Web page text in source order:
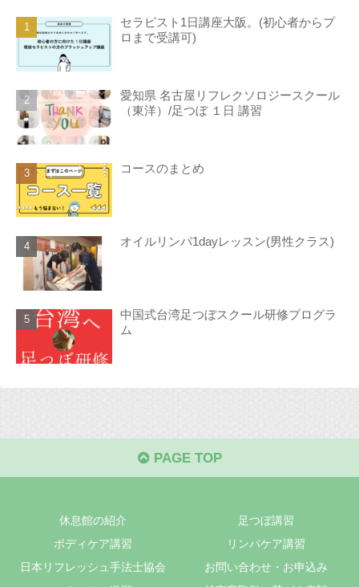
セラピスト1日講座大阪。(初心者からプ
ロまで受講可)
愛知県 名古屋リフレクソロジースクール
（東洋）/足つぼ １日 講習
コースのまとめ
オイルリンパ1dayレッスン(男性クラス)
中国式台湾足つぼスクール研修プログラ
ム
PAGE TOP
休息館の紹介
足つぼ講習
ボディケア講習
リンパケア講習
日本リフレッシュ手法士協会
お問い合わせ・お申込み